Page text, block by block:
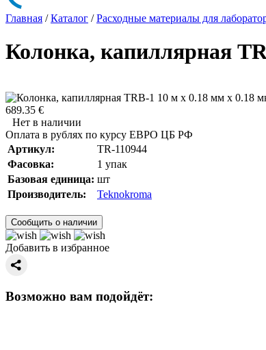
Главная /Каталог /Расходные материалы для
Колонка, капиллярная
689.35 €
Нет в наличии
Оплата в рублях по курсу ЕВРО ЦБ РФ
Артикул:
TR-110944
Фасовка:
1 упак
Базовая единица: шт
Производитель:
Teknokroma
Сообщить о наличии
Добавить в избранное
Возможно вам подойдёт: